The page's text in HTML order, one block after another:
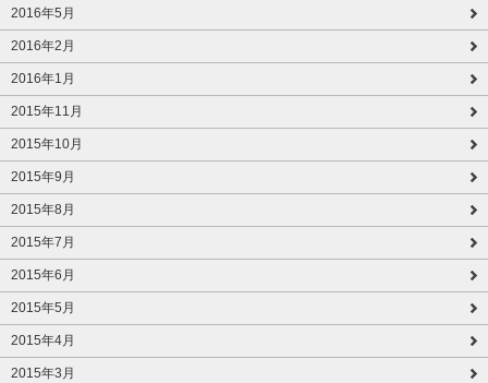
2016年5月
2016年2月
2016年1月
2015年11月
2015年10月
2015年9月
2015年8月
2015年7月
2015年6月
2015年5月
2015年4月
2015年3月